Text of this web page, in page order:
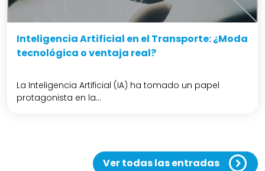
Inteligencia Artificial en el Transporte: ¿Moda
tecnológica o ventaja real?
La Inteligencia Artificial (IA) ha tomado un papel
protagonista en la...
Ver todas las entradas